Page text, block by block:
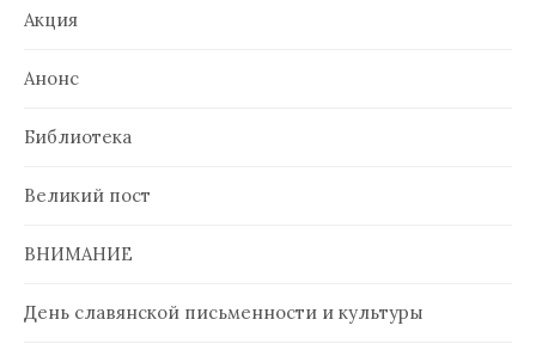
Акция
Анонс
Библиотека
Великий пост
ВНИМАНИЕ
День славянской письменности и культуры